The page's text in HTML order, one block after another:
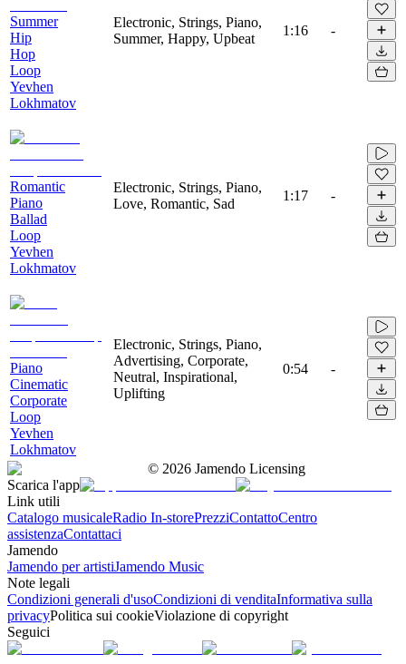
Summer
Hip
Hop
Loop
Yevhen
Lokhmatov
Electronic, Strings, Piano,
Summer, Happy, Upbeat
1:16 -
Romantic
Piano
Ballad
Loop
Yevhen
Lokhmatov
Electronic, Strings, Piano,
Love, Romantic, Sad
1:17 -
Piano
Cinematic
Corporate
Loop
Yevhen
Lokhmatov
Electronic, Strings, Piano,
Advertising, Corporate,
Neutral, Inspirational,
Uplifting
0:54 -
© 2026 Jamendo Licensing
Scarica l'app
Link utili
Catalogo musicaleRadio In-storePrezziContattoCentro
assistenzaContattaci
Jamendo
Jamendo per artistiJamendo Music
Note legali
Condizioni generali d'usoCondizioni di venditaInformativa sulla
privacyPolitica sui cookieViolazione di copyright
Seguici